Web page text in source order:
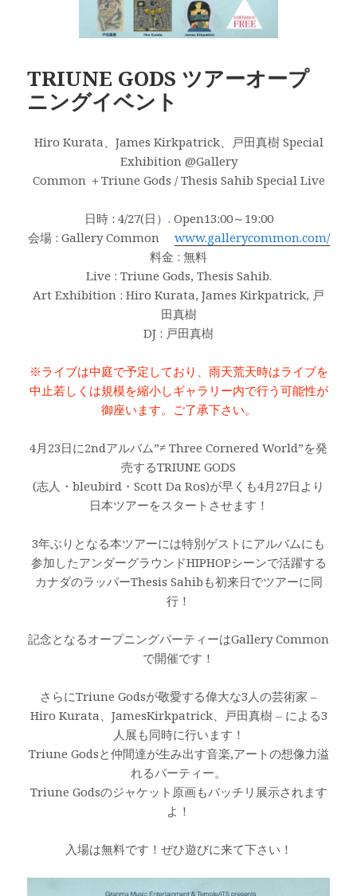
TRIUNE GODS ツアーオープ
ニングイベント
Hiro Kurata、James Kirkpatrick、戸田真樹 Special
Exhibition @Gallery
Common ＋Triune Gods / Thesis Sahib Special Live
日時 : 4/27(日）. Open13:00～19:00
会場 : Gallery Common www.gallerycommon.com/
料金 : 無料
Live : Triune Gods, Thesis Sahib.
Art Exhibition : Hiro Kurata, James Kirkpatrick, 戸
田真樹
DJ : 戸田真樹
※ライブは中庭で予定しており、雨天荒天時はライブを
中止若しくは規模を縮小しギャラリー内で行う可能性が
御座います。ご了承下さい。
4月23日に2ndアルバム”≠ Three Cornered World”を発
売するTRIUNE GODS
(志人・bleubird・Scott Da Ros)が早くも4月27日より
日本ツアーをスタートさせます！
3年ぶりとなる本ツアーには特別ゲストにアルバムにも
参加したアンダーグラウンドHIPHOPシーンで活躍する
カナダのラッパーThesis Sahibも初来日でツアーに同
行！
記念となるオープニングパーティーはGallery Common
で開催です！
さらにTriune Godsが敬愛する偉大な3人の芸術家 –
Hiro Kurata、JamesKirkpatrick、戸田真樹 – による3
人展も同時に行います！
Triune Godsと仲間達が生み出す音楽,アートの想像力溢
れるパーティー。
Triune Godsのジャケット原画もバッチリ展示されます
よ！
入場は無料です！ぜひ遊びに来て下さい！